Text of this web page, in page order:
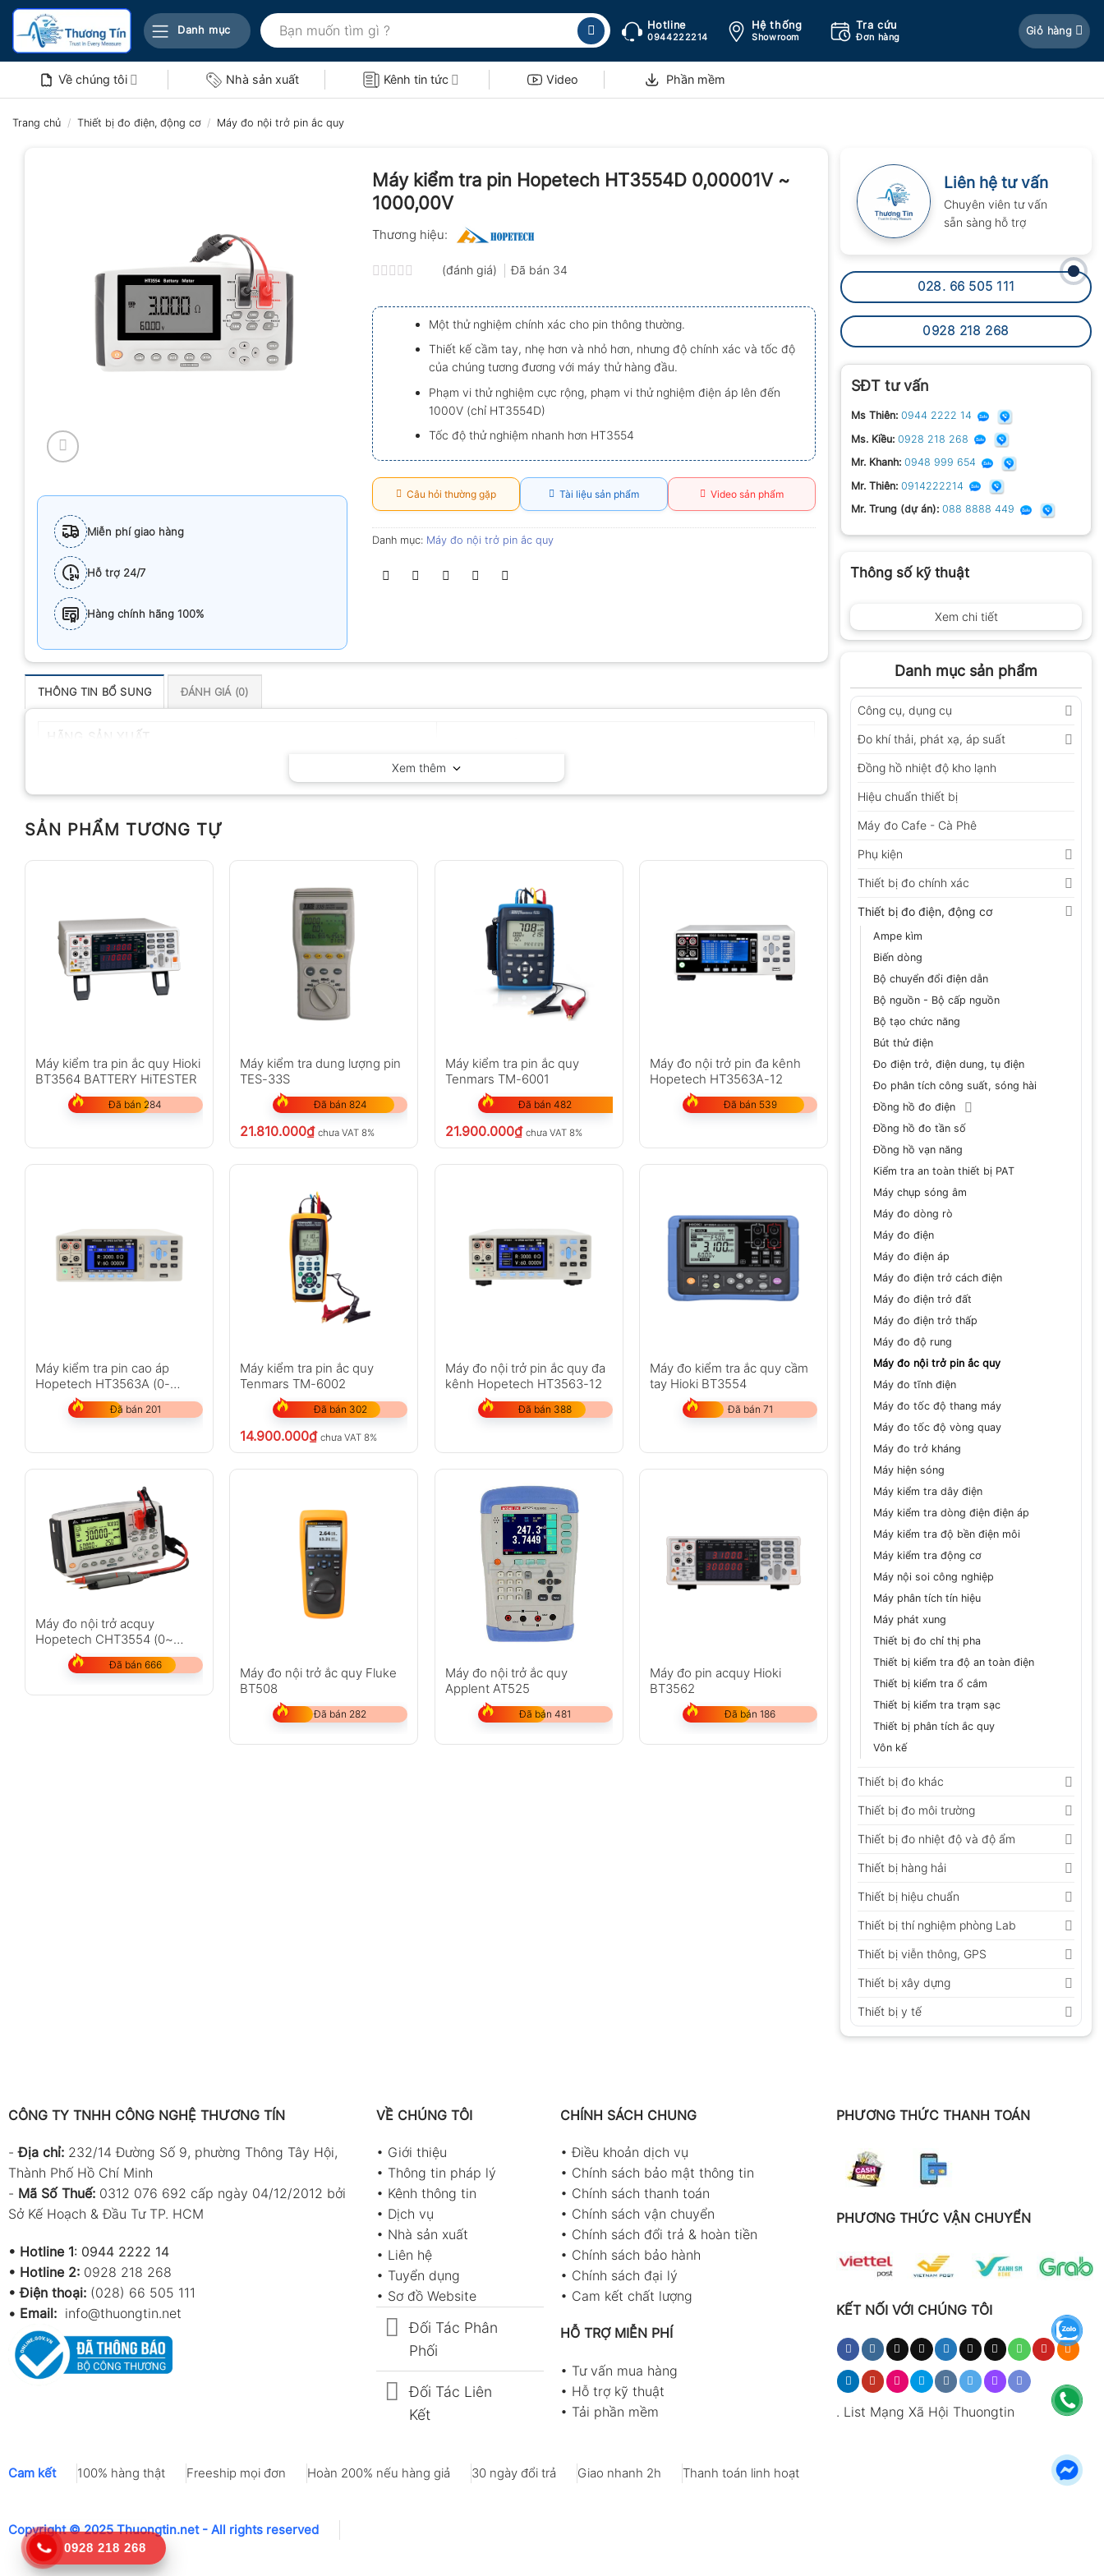
Bỏ
nội
Danh mục
Tìm
kiếm:
Hotline
0944222214
Hệ thống
Showroom
Tra cứu
Đơn hàng
Giỏ hàng
Về chúng tôi Nhà sản xuất Kênh tin tức Video Phần mềm
Trang chủ / Thiết bị đo điện, động cơ / Máy đo nội trở pin ắc quy
Liên hệ tư vấn
Chuyên viên tư vấn
sẵn sàng hỗ trợ
028. 66 505 111
0928 218 268
SĐT tư vấn
Ms Thiên: 0944 2222 14
Ms. Kiều: 0928 218 268
Mr. Khanh: 0948 999 654
Mr. Thiên: 0914222214
Mr. Trung (dự án): 088 8888 449
Thông số kỹ thuật
Xem chi tiết
Danh mục sản phẩm
Công cụ, dụng cụ
Đo khí thải, phát xạ, áp suất
Đồng hồ nhiệt độ kho lạnh
Hiệu chuẩn thiết bị
Máy đo Cafe - Cà Phê
Phụ kiện
Thiết bị đo chính xác
Thiết bị đo điện, động cơ
Ampe kìm
Biến dòng
Bộ chuyển đổi điện dẫn
Bộ nguồn - Bộ cấp nguồn
Bộ tạo chức năng
Bút thử điện
Đo điện trở, điện dung, tụ điện
Đo phân tích công suất, sóng hài
Đồng hồ đo điện
Đồng hồ đo tần số
Đồng hồ vạn năng
Kiểm tra an toàn thiết bị PAT
Máy chụp sóng âm
Máy đo dòng rò
Máy đo điện
Máy đo điện áp
Máy đo điện trở cách điện
Máy đo điện trở đất
Máy đo điện trở thấp
Máy đo độ rung
Máy đo nội trở pin ắc quy
Máy đo tĩnh điện
Máy đo tốc độ thang máy
Máy đo tốc độ vòng quay
Máy đo trở kháng
Máy hiện sóng
Máy kiểm tra dây điện
Máy kiểm tra dòng điện điện áp
Máy kiểm tra độ bền điện môi
Máy kiểm tra động cơ
Máy nội soi công nghiệp
Máy phân tích tín hiệu
Máy phát xung
Thiết bị đo chỉ thị pha
Thiết bị kiểm tra độ an toàn điện
Thiết bị kiểm tra ổ cắm
Thiết bị kiểm tra trạm sạc
Thiết bị phân tích ắc quy
Vôn kế
Thiết bị đo khác
Thiết bị đo môi trường
Thiết bị đo nhiệt độ và độ ẩm
Thiết bị hàng hải
Thiết bị hiệu chuẩn
Thiết bị thí nghiệm phòng Lab
Thiết bị viễn thông, GPS
Thiết bị xây dựng
Thiết bị y tế
Miễn phí giao hàng
Hỗ trợ 24/7
Hàng chính hãng 100%
Máy kiểm tra pin Hopetech HT3554D 0,00001V ~
1000,00V
Thương hiệu:
xếp
hạng
0.0
5
sao
(đánh giá) Đã bán 34
Một thử nghiệm chính xác cho pin thông thường.
Thiết kế cầm tay, nhẹ hơn và nhỏ hơn, nhưng độ chính xác và tốc độ
của chúng tương đương với máy thử hàng đầu.
Phạm vi thử nghiệm cực rộng, phạm vi thử nghiệm điện áp lên đến
1000V (chỉ HT3554D)
Tốc độ thử nghiệm nhanh hơn HT3554
Câu hỏi thường gặp Tài liệu sản phẩm Video sản phẩm
Danh mục: Máy đo nội trở pin ắc quy
THÔNG TIN BỔ SUNG ĐÁNH GIÁ (0)
Xem thêm
SẢN PHẨM TƯƠNG TỰ
Máy kiểm tra pin ắc quy Hioki
BT3564 BATTERY HiTESTER
Đã bán 284
Máy kiểm tra dung lượng pin
TES-33S
Đã bán 824
21.810.000₫ chưa VAT 8%
Máy kiểm tra pin ắc quy
Tenmars TM-6001
Đã bán 482
21.900.000₫ chưa VAT 8%
Máy đo nội trở pin đa kênh
Hopetech HT3563A-12
Đã bán 539
Máy kiểm tra pin cao áp
Hopetech HT3563A (0-
Đã bán 201
Máy kiểm tra pin ắc quy
Tenmars TM-6002
Đã bán 302
14.900.000₫ chưa VAT 8%
Máy đo nội trở pin ắc quy đa
kênh Hopetech HT3563-12
Đã bán 388
Máy đo kiểm tra ắc quy cầm
tay Hioki BT3554
Đã bán 71
Máy đo nội trở acquy
Hopetech CHT3554 (0~
3.3Ω; 0.5% )
Đã bán 666
Máy đo nội trở ắc quy Fluke
BT508
Đã bán 282
Máy đo nội trở ắc quy
Applent AT525
Đã bán 481
Máy đo pin acquy Hioki
BT3562
Đã bán 186
CÔNG TY TNHH CÔNG NGHỆ THƯƠNG TÍN
-Địa chỉ: 232/14 Đường Số 9, phường Thông Tây Hội,
Thành Phố Hồ Chí Minh
- Mã Số Thuế: 0312 076 692 cấp ngày 04/12/2012 bởi
Sở Kế Hoạch & Đầu Tư TP. HCM
• Hotline 1: 0944 2222 14
• Hotline 2: 0928 218 268
• Điện thoại: (028) 66 505 111
• Email: info@thuongtin.net
VỀ CHÚNG TÔI
• Giới thiệu
• Thông tin pháp lý
• Kênh thông tin
• Dịch vụ
• Nhà sản xuất
• Liên hệ
• Tuyển dụng
• Sơ đồ Website
Đối Tác Phân
Phối
Đối Tác Liên
Kết
CHÍNH SÁCH CHUNG
•Điều khoản dịch vụ
• Chính sách bảo mật thông tin
• Chính sách thanh toán
• Chính sách vận chuyển
• Chính sách đổi trả & hoàn tiền
• Chính sách bảo hành
• Chính sách đại lý
• Cam kết chất lượng
HỖ TRỢ MIỄN PHÍ
• Tư vấn mua hàng
• Hỗ trợ kỹ thuật
• Tải phần mềm
PHƯƠNG THỨC THANH TOÁN
PHƯƠNG THỨC VẬN CHUYỂN
KẾT NỐI VỚI CHÚNG TÔI
. List Mạng Xã Hội Thuongtin
Cam kết 100% hàng thật Freeship mọi đơn Hoàn 200% nếu hàng giả 30 ngày đổi trả Giao nhanh 2h Thanh toán linh hoạt
Copyright © 2025 Thuongtin.net - All rights reserved
0928 218 268